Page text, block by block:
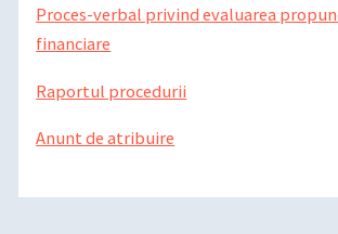
Proces-verbal privind evaluarea
financiare
Raportul procedurii
Anunt de atribuire